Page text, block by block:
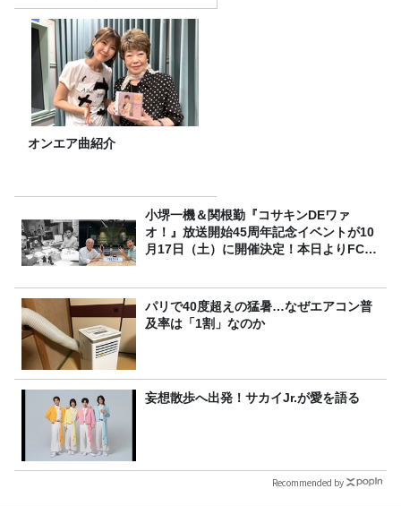
オンエア曲紹介
小堺一機＆関根勤『コサキンDEワァ
オ！』放送開始45周年記念イベントが10
月17日（土）に開催決定！本日よりFC先
パリで40度超えの猛暑…なぜエアコン普
及率は「1割」なのか
妄想散歩へ出発！サカイJr.が愛を語る
Recommended by